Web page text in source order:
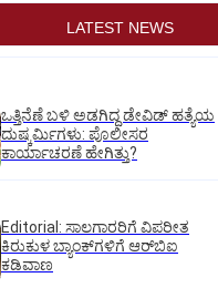
LATEST NEWS
ಒತ್ತಿನೆಣೆ ಬಳಿ ಅಡಗಿದ್ದ ಡೇವಿಡ್‌ ಹತ್ಯೆಯ
ದುಷ್ಕರ್ಮಿಗಳು: ಪೊಲೀಸರ
ಕಾರ್ಯಾಚರಣೆ ಹೇಗಿತ್ತು?
Editorial: ಸಾಲಗಾರರಿಗೆ ವಿಪರೀತ
ಕಿರುಕುಳ ಬ್ಯಾಂಕ್‌ಗಳಿಗೆ ಆರ್‌ಬಿಐ
ಕಡಿವಾಣ